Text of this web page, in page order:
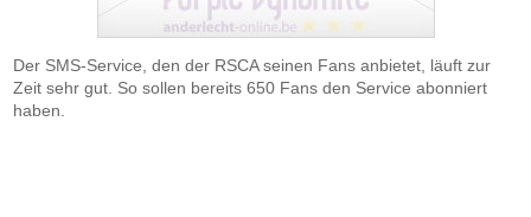
Der SMS-Service, den der RSCA seinen Fans anbietet, läuft zur
Zeit sehr gut. So sollen bereits 650 Fans den Service abonniert
haben.